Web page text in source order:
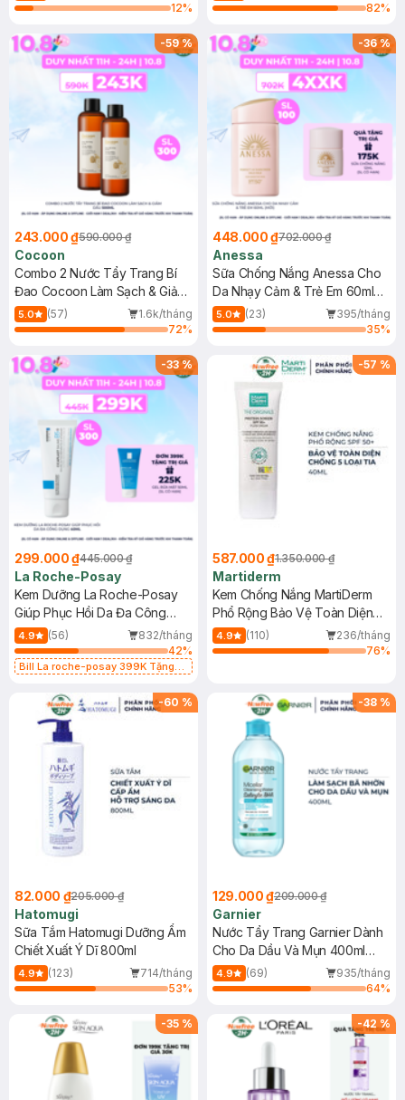
12%
82%
-59%
243.000 ₫590.000 ₫
Cocoon
Combo 2 Nước Tẩy Trang Bí
Đao Cocoon Làm Sạch & Giảm
Dầu 500ml
5.0 (57)
1.6k/tháng
72%
-36%
448.000 ₫702.000 ₫
Anessa
Sữa Chống Nắng Anessa Cho
Da Nhạy Cảm & Trẻ Em 60ml
(Mới)
5.0 (23)
395/tháng
35%
-33%
299.000 ₫445.000 ₫
La Roche-Posay
Kem Dưỡng La Roche-Posay
Giúp Phục Hồi Da Đa Công
Dụng 40ml
4.9 (56)
832/tháng
42%
Bill La roche-posay 399K Tặng
(SL có hạn)
-57 %
587.000 ₫1.350.000 ₫
Martiderm
Kem Chống Nắng MartiDerm
Phổ Rộng Bảo Vệ Toàn Diện
40ml
4.9 (110)
236/tháng
76%
-60 %
82.000 ₫205.000 ₫
Hatomugi
Sữa Tắm Hatomugi Dưỡng Ẩm
Chiết Xuất Ý Dĩ 800ml
4.9 (123)
714/tháng
53%
-38 %
129.000 ₫209.000 ₫
Garnier
Nước Tẩy Trang Garnier Dành
Cho Da Dầu Và Mụn 400ml
(Mới)
4.9 (69)
935/tháng
64%
-35 % -42 %